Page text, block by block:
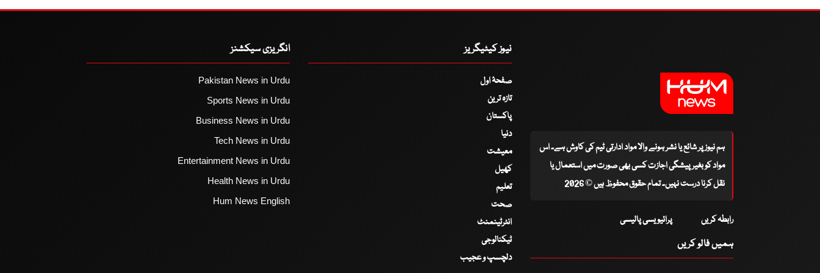
ہم نیوز پر شائع یا نشر ہونے والا مواد ادارتی ٹیم کی کاوش ہے۔ اس
مواد کو بغیر پیشگی اجازت کسی بھی صورت میں استعمال یا
نقل کرنا درست نہیں۔ تمام حقوق محفوظ ہیں © 2026
رابطہ کریں پرائیویسی پالیسی
ہمیں فالو کریں
نیوز کیٹیگریز
صفحۂ اول
تازہ ترین
پاکستان
دنیا
معیشت
کھیل
تعلیم
صحت
انٹرٹینمنٹ
ٹیکنالوجی
دلچسپ و عجیب
انگریزی سیکشنز
Pakistan News in Urdu
Sports News in Urdu
Business News in Urdu
Tech News in Urdu
Entertainment News in Urdu
Health News in Urdu
Hum News English